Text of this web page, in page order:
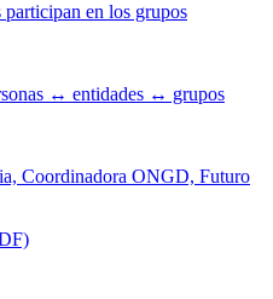
en los grupos
↔ entidades ↔ grupos
Coordinadora ONGD, Futuro